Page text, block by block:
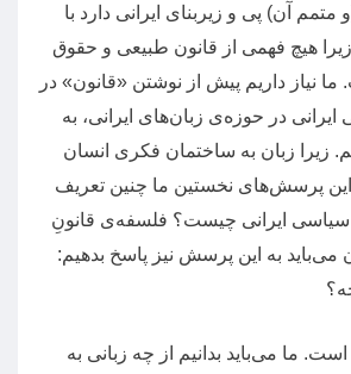
و متمم آن)‌ پی و زیربنای ایرانی دارد با
هیچ فهمی از قانون طبیعی و حقوق
. ما نیاز داریم پیش از نوشتن «قانون» در
در حوزه‌ی زبان‌های ایرانی، به
. زیرا زبان به ساختمان فکری انسان
این پرسش‌های نخستین ما چنین تعریف
ایرانی چیست؟ فلسفه‌ی قانونِ
به این پرسش نیز پاسخ بدهیم:
است. ما می‌باید بدانیم از چه زبانی به